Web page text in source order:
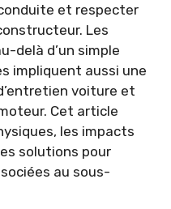
et respecter
Les
delà d’un simple
impliquent aussi une
voiture et
Cet article
les impacts
solutions pour
au sous-